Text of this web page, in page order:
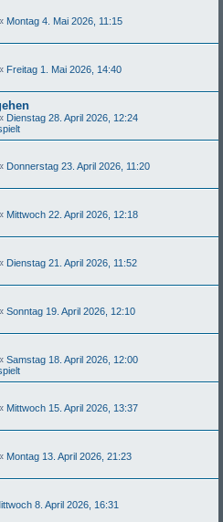
Montag 4. Mai 2026, 11:15
Freitag 1. Mai 2026, 14:40
Dienstag 28. April 2026, 12:24
Donnerstag 23. April 2026, 11:20
Mittwoch 22. April 2026, 12:18
Dienstag 21. April 2026, 11:52
Sonntag 19. April 2026, 12:10
Samstag 18. April 2026, 12:00
Mittwoch 15. April 2026, 13:37
Montag 13. April 2026, 21:23
8. April 2026, 16:31